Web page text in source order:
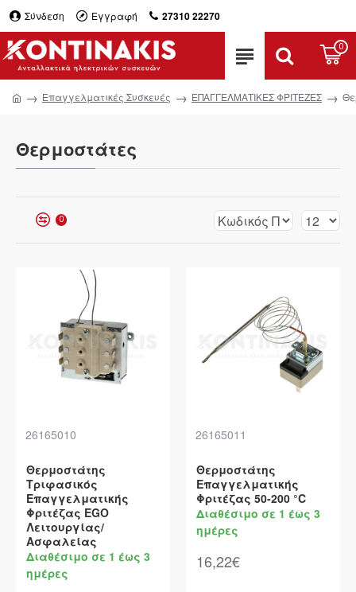
Σύνδεση Εγγραφή 27310 22270
0
Επαγγελματικές Συσκευές ΕΠΑΓΓΕΛΜΑΤΙΚΕΣ ΦΡΙΤΕΖΕΣ
Θερμοστάτες
0
26165010
Θερμοστάτης
Τριφασικός
Επαγγελματικής
Φριτέζας EGO
Λειτουργίας/
Ασφαλείας
Διαθέσιμο σε 1 έως 3
ημέρες
26165011
Θερμοστάτης
Επαγγελματικής
Φριτέζας 50-200 °C
Διαθέσιμο σε 1 έως 3
ημέρες
16,22€